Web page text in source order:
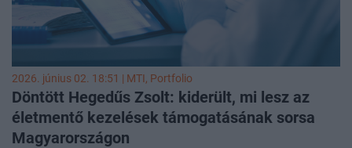
transzparenciára és szakmaiságra épülő szemléletre van
szükség.
2026. június 02. 18:51 | MTI, Portfolio
Döntött Hegedűs Zsolt: kiderült, mi lesz az
életmentő kezelések támogatásának sorsa
Magyarországon